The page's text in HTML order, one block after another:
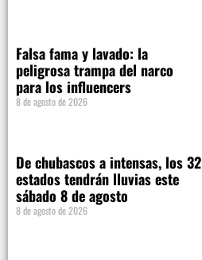
Falsa fama y lavado: la
peligrosa trampa del narco
para los influencers
8 de agosto de 2026
De chubascos a intensas, los 32
estados tendrán lluvias este
sábado 8 de agosto
8 de agosto de 2026